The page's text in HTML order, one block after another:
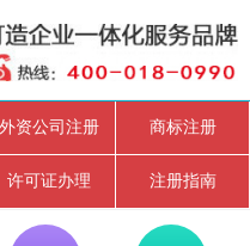
外资公司注册 商标注册
许可证办理 注册指南